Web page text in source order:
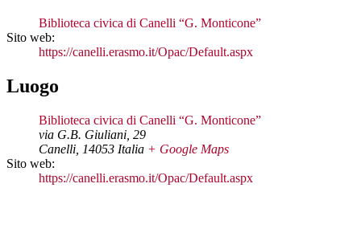
Biblioteca civica di Canelli “G. Monticone”
Sito web:
https://canelli.erasmo.it/Opac/Default.aspx
Luogo
Biblioteca civica di Canelli “G. Monticone”
via G.B. Giuliani, 29
Canelli 14053 Italia + Google Maps
Sito web:
https://canelli.erasmo.it/Opac/Default.aspx